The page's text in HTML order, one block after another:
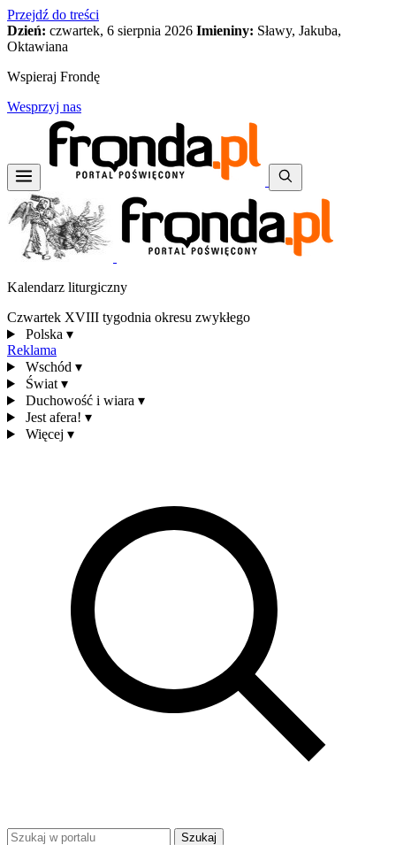
Przejdź do treści
Dzień: czwartek, 6 sierpnia 2026 Imieniny: Sławy, Jakuba,
Oktawiana
Wspieraj Frondę
Wesprzyj nas
Kalendarz liturgiczny
Czwartek XVIII tygodnia okresu zwykłego
Polska ▾
Reklama
Wschód ▾
Świat ▾
Duchowość i wiara ▾
Jest afera! ▾
Więcej ▾
Szukaj